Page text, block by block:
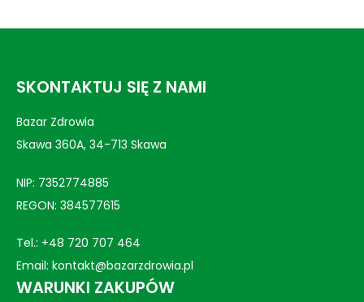
zł. 62,90 zł.59,90
SKONTAKTUJ SIĘ Z NAMI
Bazar Zdrowia
Skawa 360A, 34-713 Skawa
NIP: 7352774885
REGON: 384577615
Tel.: +48 720 707 464
Email: kontakt@bazarzdrowia.pl
WARUNKI ZAKUPÓW